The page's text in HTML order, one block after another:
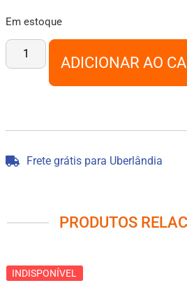
Em estoque
ADICIONAR AO
Frete grátis para Uberlândia
PRODUTOS
INDISPONÍVEL
INDISPONÍVEL